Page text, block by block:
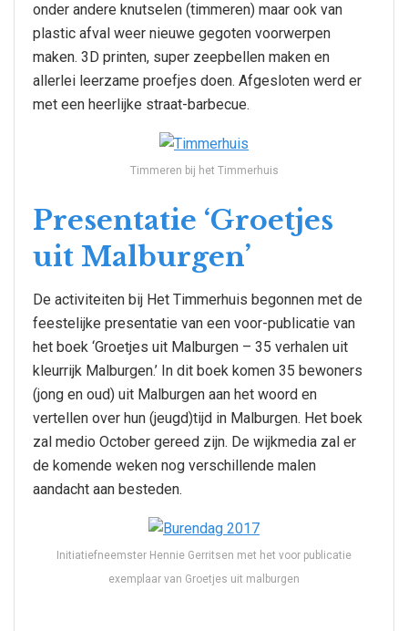
onder andere knutselen (timmeren) maar ook van
plastic afval weer nieuwe gegoten voorwerpen
maken. 3D printen, super zeepbellen maken en
allerlei leerzame proefjes doen. Afgesloten werd er
met een heerlijke straat-barbecue.
Timmeren bij het Timmerhuis
Presentatie ‘Groetjes
uit Malburgen’
De activiteiten bij Het Timmerhuis begonnen met de
feestelijke presentatie van een voor-publicatie van
het boek ‘Groetjes uit Malburgen – 35 verhalen uit
kleurrijk Malburgen.’ In dit boek komen 35 bewoners
(jong en oud) uit Malburgen aan het woord en
vertellen over hun (jeugd)tijd in Malburgen. Het boek
zal medio October gereed zijn. De wijkmedia zal er
de komende weken nog verschillende malen
aandacht aan besteden.
Initiatiefneemster Hennie Gerritsen met het voor publicatie
exemplaar van Groetjes uit malburgen